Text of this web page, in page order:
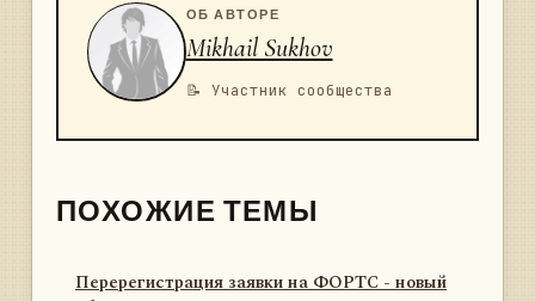
ОБ АВТОРЕ
Mikhail Sukhov
📝 Участник сообщества
ПОХОЖИЕ ТЕМЫ
Перерегистрация заявки на ФОРТС - новый